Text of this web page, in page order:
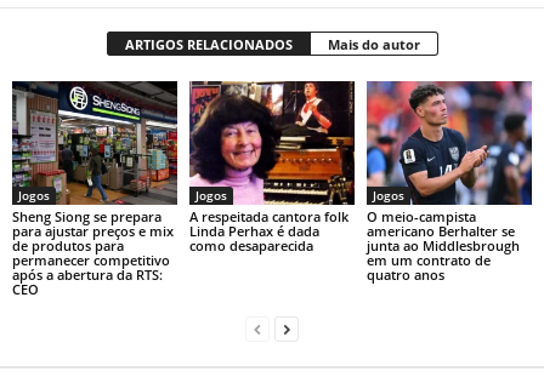
ARTIGOS RELACIONADOS Mais do autor
Jogos
Sheng Siong se prepara
para ajustar preços e mix
de produtos para
permanecer competitivo
após a abertura da RTS:
CEO
Jogos
A respeitada cantora folk
Linda Perhax é dada
como desaparecida
Jogos
O meio-campista
americano Berhalter se
junta ao Middlesbrough
em um contrato de
quatro anos